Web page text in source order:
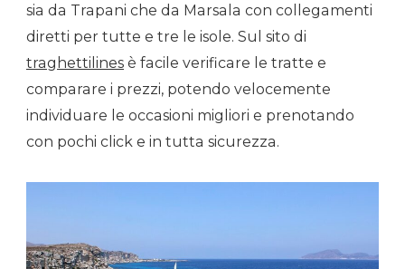
sia da Trapani che da Marsala con collegamenti
diretti per tutte e tre le isole. Sul sito di
traghettilines è facile verificare le tratte e
comparare i prezzi, potendo velocemente
individuare le occasioni migliori e prenotando
con pochi click e in tutta sicurezza.